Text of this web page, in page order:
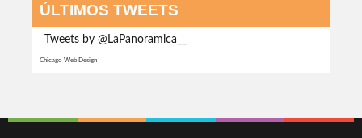
ÚLTIMOS TWEETS
Tweets by @LaPanoramica__
Chicago Web Design